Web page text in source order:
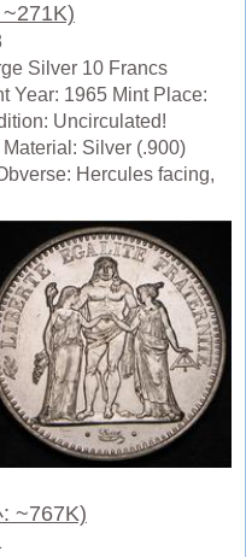
Silver 10 Francs
Year: 1965 Mint Place:
Uncirculated!
Silver (.900)
Hercules facing,
~767K)